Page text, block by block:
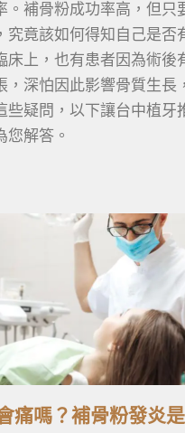
。補骨粉成功率高，但只
究竟該如何得知自己是否
床上，也有患者因為術後
，深怕因此影響骨質生長
些疑問，以下讓台中植牙
您解答。
痛嗎？補骨粉發炎